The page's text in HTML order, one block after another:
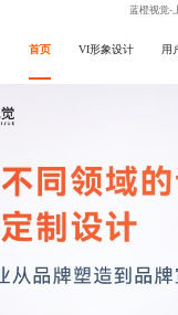
蓝橙视觉-
首页 VI形象设计 用